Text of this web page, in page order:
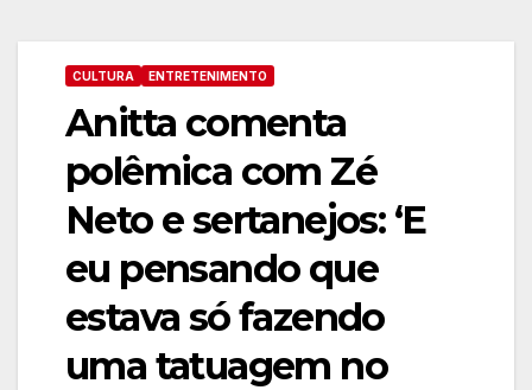
CULTURA ENTRETENIMENTO
Anitta comenta
polêmica com Zé
Neto e sertanejos: ‘E
eu pensando que
estava só fazendo
uma tatuagem no